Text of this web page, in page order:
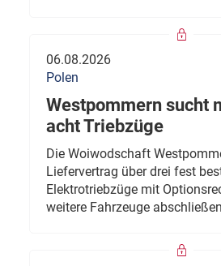
06.08.2026
Polen
Westpommern sucht
acht Triebzüge
Die Woiwodschaft
Liefervertrag über drei fest
Elektrotriebzüge mit
weitere Fahrzeuge